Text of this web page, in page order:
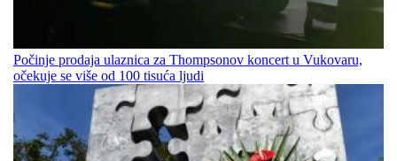
Počinje prodaja ulaznica za Thompsonov koncert u Vukovaru,
očekuje se više od 100 tisuća ljudi